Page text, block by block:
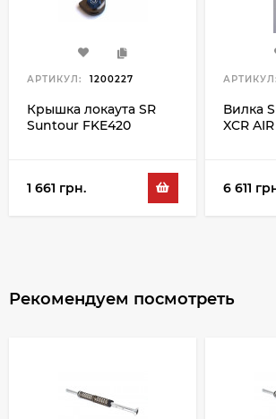
АРТИКУЛ: 1200227
Крышка локаута SR
Suntour FKE420
1 661 грн.
АРТИКУЛ:
Вилка
XCR
6 611
Рекомендуем посмотреть